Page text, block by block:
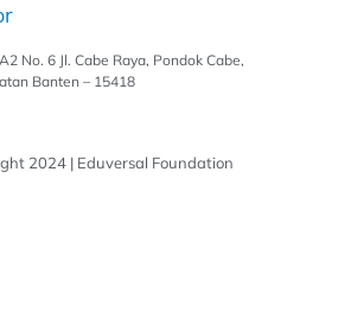
No. 6 Jl. Cabe Raya, Pondok Cabe,
Banten – 15418
2024 | Eduversal Foundation